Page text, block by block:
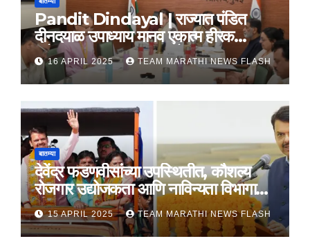
Pandit Dindayal | राज्यात पंडित
दीनदयाळ उपाध्याय मानव एकात्म हीरक
महोत्सव, 22-25 दरम्यान होणार साजरा
16 APRIL 2025 TEAM MARATHI NEWS FLASH
बातम्या
देवेंद्र फडणवीसांच्या उपस्थितीत, कौशल्य
रोजगार उद्योजकता आणि नाविन्यता विभागाचे
तीन सामंजस्य करार
15 APRIL 2025 TEAM MARATHI NEWS FLASH